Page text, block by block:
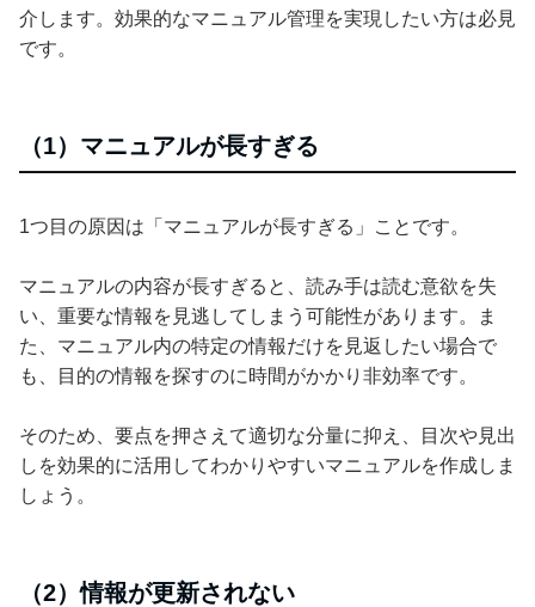
介します。効果的なマニュアル管理を実現したい方は必見
です。
（1）マニュアルが長すぎる
1つ目の原因は「マニュアルが長すぎる」ことです。
マニュアルの内容が長すぎると、読み手は読む意欲を失
い、重要な情報を見逃してしまう可能性があります。ま
た、マニュアル内の特定の情報だけを見返したい場合で
も、目的の情報を探すのに時間がかかり非効率です。
そのため、要点を押さえて適切な分量に抑え、目次や見出
しを効果的に活用してわかりやすいマニュアルを作成しま
しょう。
（2）情報が更新されない